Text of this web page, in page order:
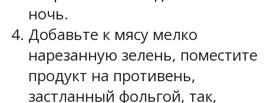
ночь.
Добавьте к мясу мелко
нарезанную зелень, поместите
продукт на противень,
застланный фольгой, так,